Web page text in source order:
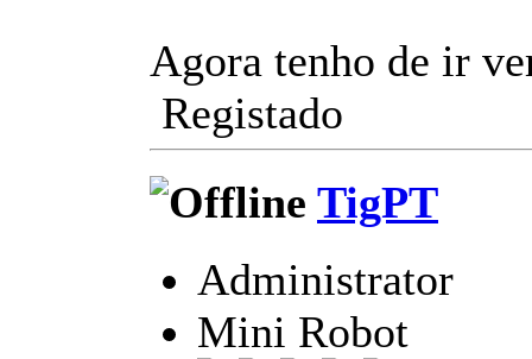
Agora tenho de ir
Registado
TigPT
Administrator
Mini Robot